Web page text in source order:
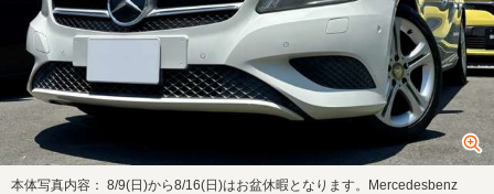
本体写真内容： 8/9(日)から8/16(日)はお盆休暇となります。Mercedesbenz